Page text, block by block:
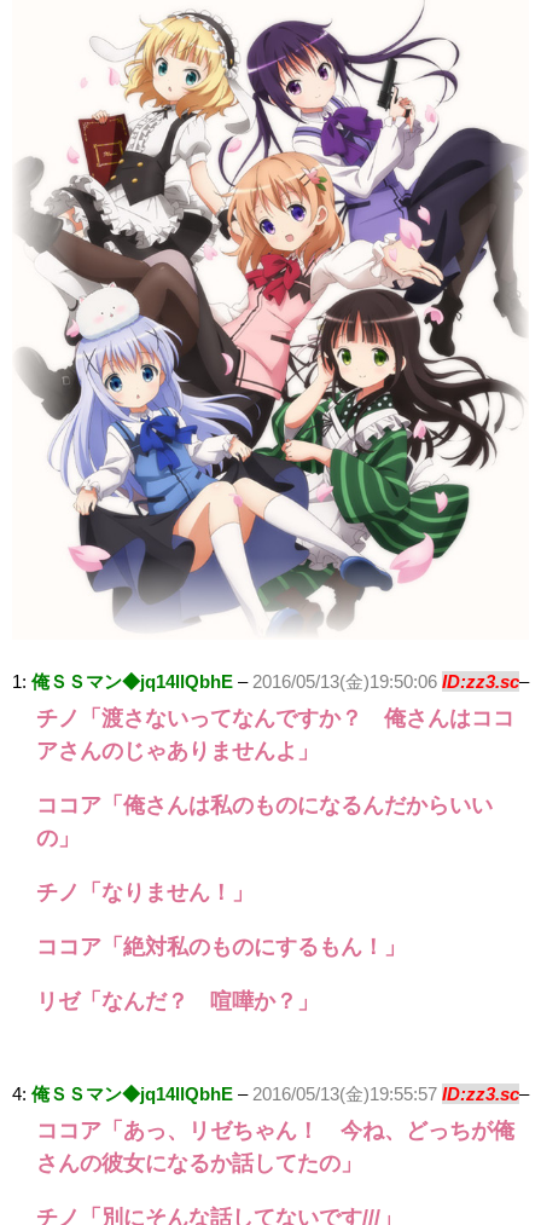
1: 俺ＳＳマン◆jq14llQbhE –2016/05/13(金)19:50:06 ID:zz3.sc–
チノ「渡さないってなんですか？ 俺さんはココ
アさんのじゃありませんよ」
ココア「俺さんは私のものになるんだからいい
の」
チノ「なりません！」
ココア「絶対私のものにするもん！」
リゼ「なんだ？ 喧嘩か？」
4: 俺ＳＳマン◆jq14llQbhE –2016/05/13(金)19:55:57 ID:zz3.sc–
ココア「あっ、リゼちゃん！ 今ね、どっちが俺
さんの彼女になるか話してたの」
チノ「別にそんな話してないです///」